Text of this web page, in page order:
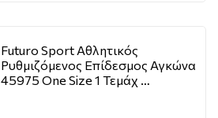
Futuro Sport Αθλητικός
Ρυθμιζόμενος Επίδεσμος Αγκώνα
45975 One Size 1 Τεμάχ …